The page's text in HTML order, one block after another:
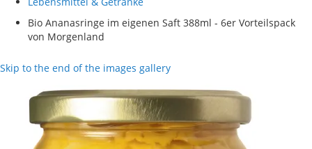
Bio Ananasringe im eigenen Saft 388ml - 6er Vorteilspack
von Morgenland
Skip to the end of the images gallery